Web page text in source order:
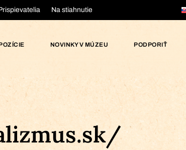
Na stiahnutie
NOVINKY V MÚZEU PODPORIŤ